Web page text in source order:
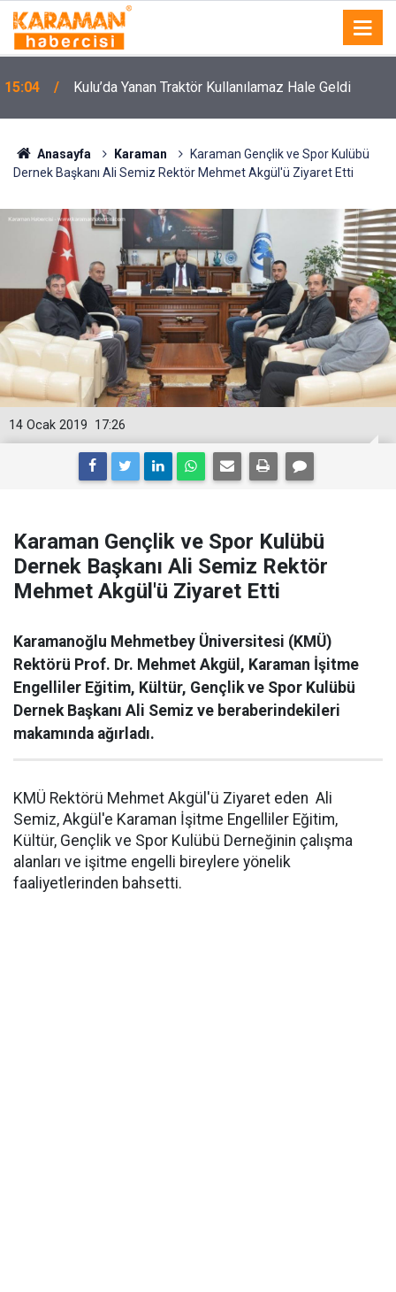
15:04 Kulu’da Yanan Traktör Kullanılamaz Hale Geldi
Anasayfa Karaman
Karaman Gençlik ve Spor Kulübü
Dernek Başkanı Ali Semiz Rektör Mehmet Akgül'ü Ziyaret Etti
17:26
14 Ocak 2019
Karaman Gençlik ve Spor Kulübü
Dernek Başkanı Ali Semiz Rektör
Mehmet Akgül'ü Ziyaret Etti
Karamanoğlu Mehmetbey Üniversitesi (KMÜ)
Rektörü Prof. Dr. Mehmet Akgül, Karaman İşitme
Engelliler Eğitim, Kültür, Gençlik ve Spor Kulübü
Dernek Başkanı Ali Semiz ve beraberindekileri
makamında ağırladı.
KMÜ Rektörü Mehmet Akgül'ü Ziyaret eden Ali
Semiz, Akgül'e Karaman İşitme Engelliler Eğitim,
Kültür, Gençlik ve Spor Kulübü Derneğinin çalışma
alanları ve işitme engelli bireylere yönelik
faaliyetlerinden bahsetti.